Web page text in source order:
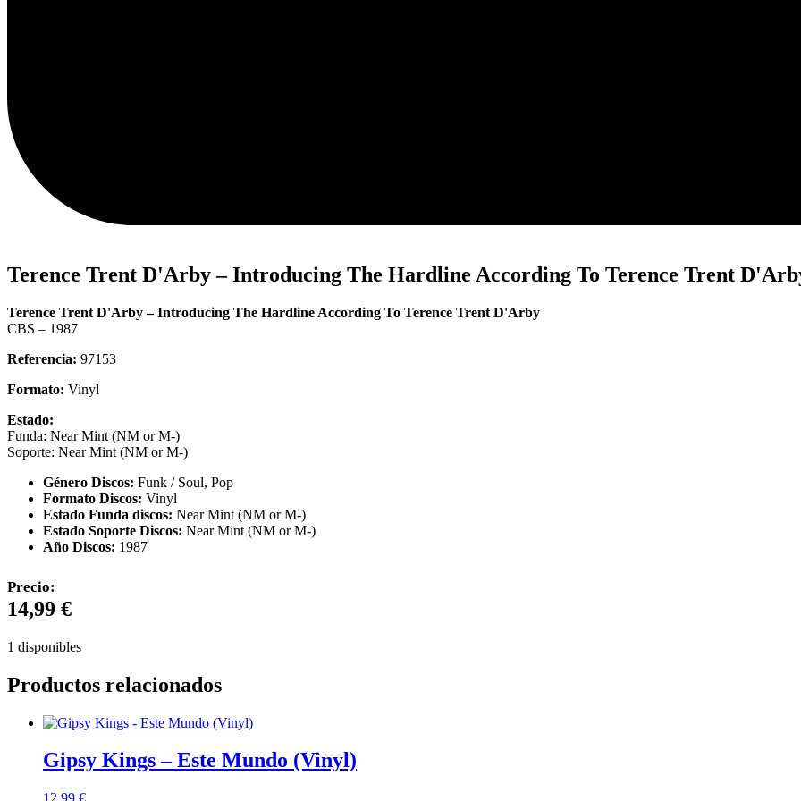
Terence Trent D'Arby – Introducing The Hardline According To Terence Trent
Terence Trent D'Arby – Introducing The Hardline According To Terence Trent D'Arby
CBS – 1987
Referencia: 97153
Formato: Vinyl
Estado:
Funda: Near Mint (NM or M-)
Soporte: Near Mint (NM or M-)
Género Discos: Funk / Soul, Pop
Formato Discos: Vinyl
Estado Funda discos: Near Mint (NM or M-)
Estado Soporte Discos: Near Mint (NM or M-)
Año Discos: 1987
Precio:
14,99 €
1 disponibles
Productos relacionados
Gipsy Kings – Este Mundo (Vinyl)